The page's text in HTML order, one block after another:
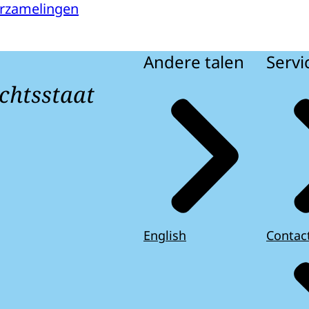
Andere talen
English